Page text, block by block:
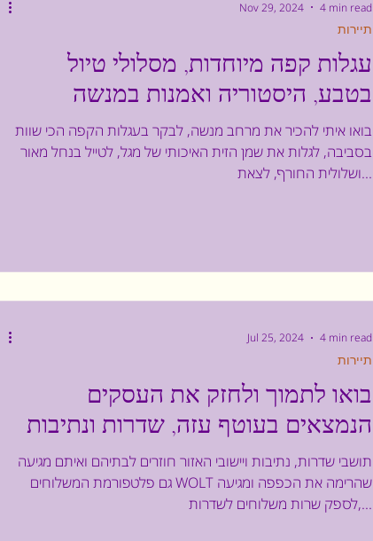
עגלות קפה מיוחדות, מסלולי טיול
בטבע, היסטוריה ואמנות במנשה
בואו איתי להכיר את מרחב מנשה, לבקר בעגלות הקפה הכי שוות
בסביבה, לגלות את שמן הזית האיכותי של מגל, לטייל בנחל מאור
ושלולית החורף, לצאת...
תיירות
Nov 29, 2024 4 min read
בואו לתמוך ולחזק את העסקים
הנמצאים בעוטף עזה, שדרות ונתיבות
תושבי שדרות, נתיבות ויישובי האזור חוזרים לבתיהם ואיתם מגיעה
גם פלטפורמת המשלוחים WOLT שהרימה את הכפפה ומגיעה
לספק שרות משלוחים לשדרות,...
תיירות
Jul 25, 2024 4 min read